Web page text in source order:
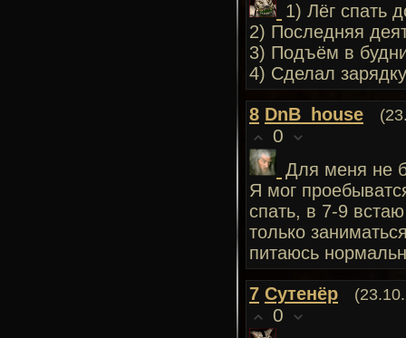
1) Лёг спать
2) Последняя
3) Подъём в
4) Сделал
8 DnB_house
0
Для меня не
Я мог
спать, в 7-9
только
питаюсь
7 Сутенёр
0